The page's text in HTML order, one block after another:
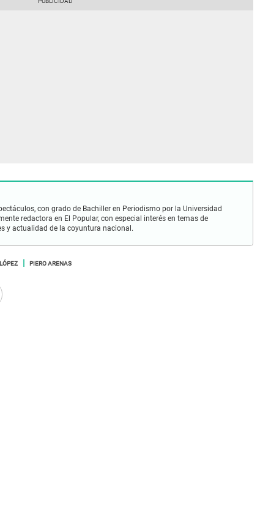
con grado de Bachiller en Periodismo por la Universidad
redactora en El Popular, con especial interés en temas de
y actualidad de la coyuntura nacional.
PIERO ARENAS